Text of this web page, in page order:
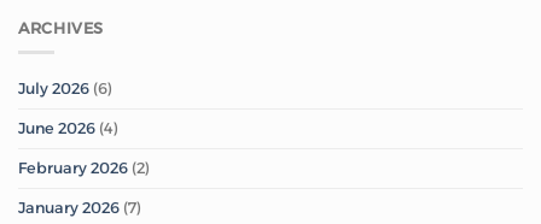
ARCHIVES
July 2026 (6)
June 2026 (4)
February 2026 (2)
January 2026 (7)